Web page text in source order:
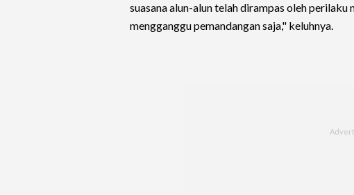
suasana alun-alun telah dirampas oleh
mengganggu pemandangan saja," keluhnya.